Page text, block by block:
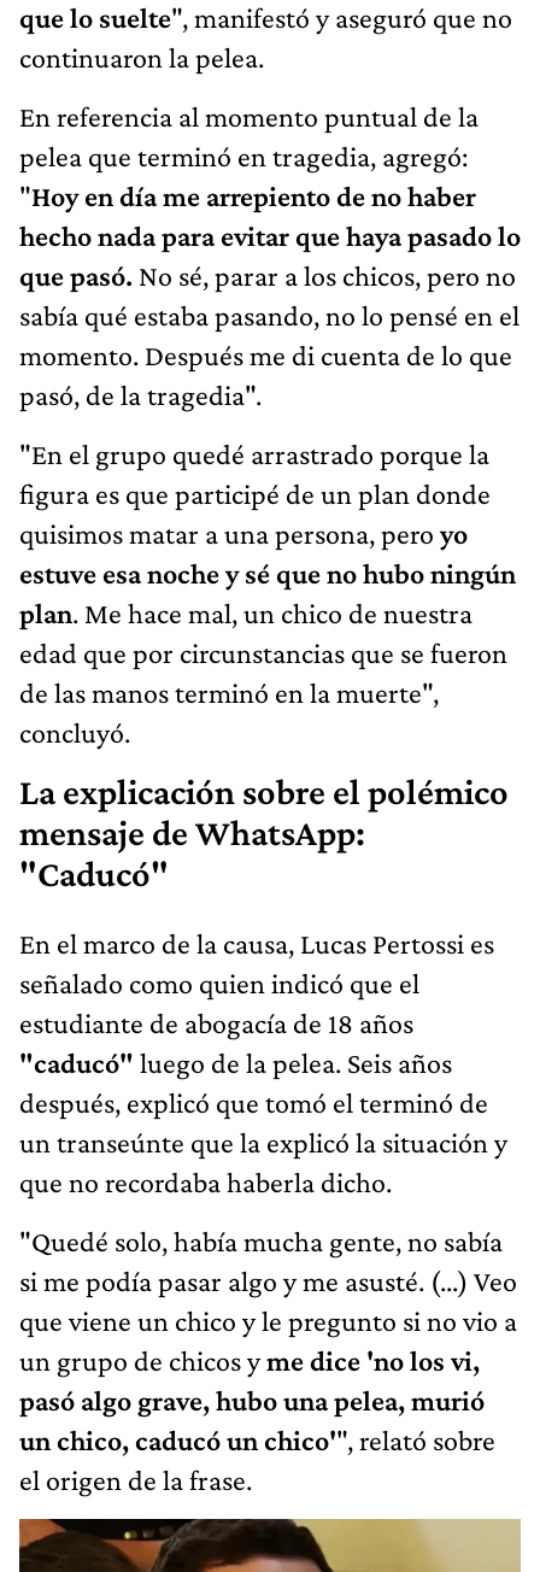
que lo suelte", manifestó y aseguró que no
continuaron la pelea.
En referencia al momento puntual de la
pelea que terminó en tragedia, agregó:
"Hoy en día me arrepiento de no haber
hecho nada para evitar que haya pasado lo
que pasó. No sé, parar a los chicos, pero no
sabía qué estaba pasando, no lo pensé en el
momento. Después me di cuenta de lo que
pasó, de la tragedia".
"En el grupo quedé arrastrado porque la
figura es que participé de un plan donde
quisimos matar a una persona, peroyo
estuve esa noche y sé que no hubo ningún
plan. Me hace mal, un chico de nuestra
edad que por circunstancias que se fueron
de las manos terminó en la muerte",
concluyó.
La explicación sobre el polémico
mensaje de WhatsApp:
"Caducó"
En el marco de la causa, Lucas Pertossi es
señalado como quien indicó que el
estudiante de abogacía de 18 años
"caducó" luego de la pelea. Seis años
después, explicó que tomó el terminó de
un transeúnte que la explicó la situación y
que no recordaba haberla dicho.
"Quedé solo, había mucha gente, no sabía
si me podía pasar algo y me asusté. (...) Veo
que viene un chico y le pregunto si no vio a
un grupo de chicos yme dice 'no los vi,
pasó algo grave, hubo una pelea, murió
un chico, caducó un chico'", relató sobre
el origen de la frase.